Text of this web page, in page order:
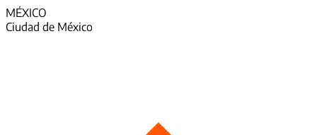
MÉXICO
Ciudad de México